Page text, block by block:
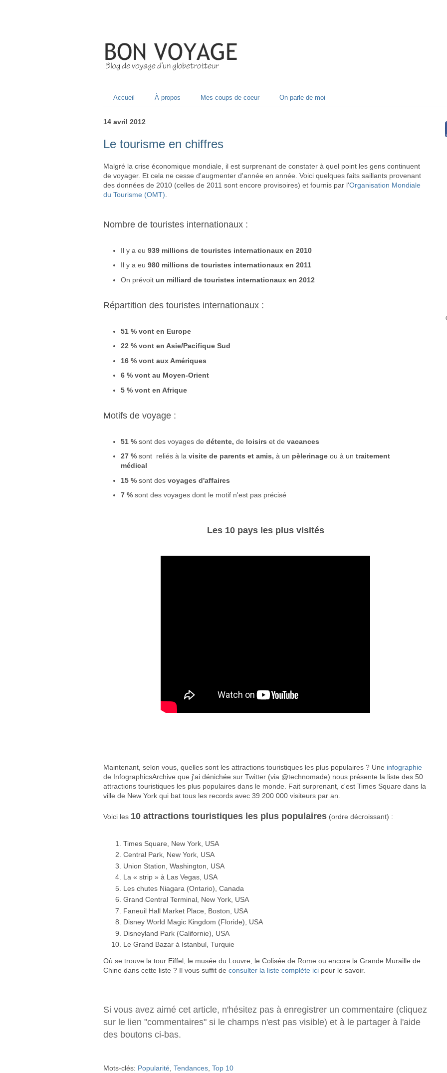
Accueil À propos Mes coups de coeur On parle de moi
14 avril 2012
Le tourisme en chiffres
Malgré la crise économique mondiale, il est surprenant de constater à quel point les gens continuent
de voyager. Et cela ne cesse d'augmenter d'année en année. Voici quelques faits saillants provenant
des données de 2010 (celles de 2011 sont encore provisoires) et fournis par l'Organisation Mondiale
du Tourisme (OMT).
Nombre de touristes internationaux :
Il y a eu 939 millions de touristes internationaux en 2010
Il y a eu 980 millions de touristes internationaux en 2011
On prévoit un milliard de touristes internationaux en 2012
Répartition des touristes internationaux :
51 % vont en Europe
22 % vont en Asie/Pacifique Sud
16 % vont aux Amériques
6 % vont au Moyen-Orient
5 % vont en Afrique
Motifs de voyage :
51 % sont des voyages de détente, de loisirs et de vacances
27 % sont reliés à la visite de parents et amis, à un pèlerinage ou à un traitement
médical
15 % sont des voyages d'affaires
7 % sont des voyages dont le motif n'est pas précisé
Les 10 pays les plus visités
Maintenant, selon vous, quelles sont les attractions touristiques les plus populaires ? Une infographie
de InfographicsArchive que j'ai dénichée sur Twitter (via @technomade) nous présente la liste des 50
attractions touristiques les plus populaires dans le monde. Fait surprenant, c'est Times Square dans la
ville de New York qui bat tous les records avec 39 200 000 visiteurs par an.
Voici les 10 attractions touristiques les plus populaires (ordre décroissant) :
Times Square, New York, USA
Central Park, New York, USA
Union Station, Washington, USA
La « strip » à Las Vegas, USA
Les chutes Niagara (Ontario), Canada
Grand Central Terminal, New York, USA
Faneuil Hall Market Place, Boston, USA
Disney World Magic Kingdom (Floride), USA
Disneyland Park (Californie), USA
Le Grand Bazar à Istanbul, Turquie
Où se trouve la tour Eiffel, le musée du Louvre, le Colisée de Rome ou encore la Grande Muraille de
Chine dans cette liste ? Il vous suffit de consulter la liste complète ici pour le savoir.
Si vous avez aimé cet article, n'hésitez pas à enregistrer un commentaire (cliquez
sur le lien "commentaires" si le champs n'est pas visible) et à le partager à l'aide
des boutons ci-bas.
Mots-clés: Popularité, Tendances, Top 10